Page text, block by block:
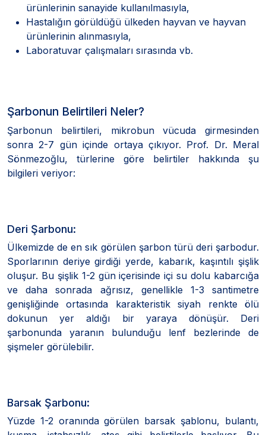
ürünlerinin sanayide kullanılmasıyla,
Hastalığın görüldüğü ülkeden hayvan ve hayvan
ürünlerinin alınmasıyla,
Laboratuvar çalışmaları sırasında vb.
Şarbonun Belirtileri Neler?
Şarbonun belirtileri, mikrobun vücuda girmesinden
sonra 2-7 gün içinde ortaya çıkıyor. Prof. Dr. Meral
Sönmezoğlu, türlerine göre belirtiler hakkında şu
bilgileri veriyor:
Deri Şarbonu:
Ülkemizde de en sık görülen şarbon türü deri şarbodur.
Sporlarının deriye girdiği yerde, kabarık, kaşıntılı şişlik
oluşur. Bu şişlik 1-2 gün içerisinde içi su dolu kabarcığa
ve daha sonrada ağrısız, genellikle 1-3 santimetre
genişliğinde ortasında karakteristik siyah renkte ölü
dokunun yer aldığı bir yaraya dönüşür. Deri
şarbonunda yaranın bulunduğu lenf bezlerinde de
şişmeler görülebilir.
Barsak Şarbonu:
Yüzde 1-2 oranında görülen barsak şablonu, bulantı,